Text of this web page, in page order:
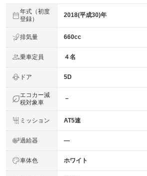
年式（初度
登録）
2018(平成30)年
排気量 660cc
乗車定員 ４名
ドア 5D
エコカー減
税対象車
－
ミッション AT5速
過給器 ―
車体色 ホワイト